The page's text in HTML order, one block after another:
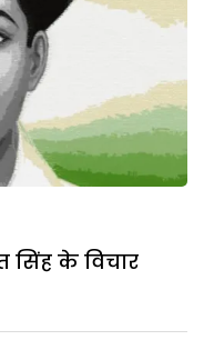
सिंह के विचार